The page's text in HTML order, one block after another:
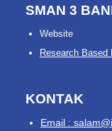
SMAN 3
Website
Research Based
KONTAK
Email :